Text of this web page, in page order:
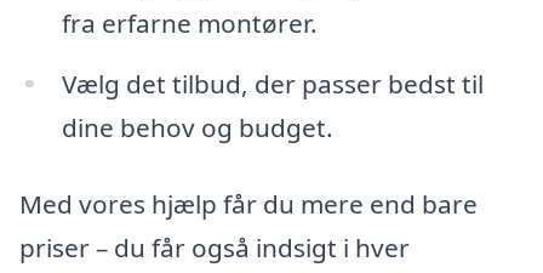
fra erfarne montører.
Vælg det tilbud, der passer bedst til
dine behov og budget.
Med vores hjælp får du mere end bare
priser – du får også indsigt i hver